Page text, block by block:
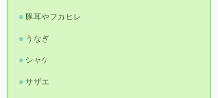
豚耳やフカヒレ
うなぎ
シャケ
サザエ